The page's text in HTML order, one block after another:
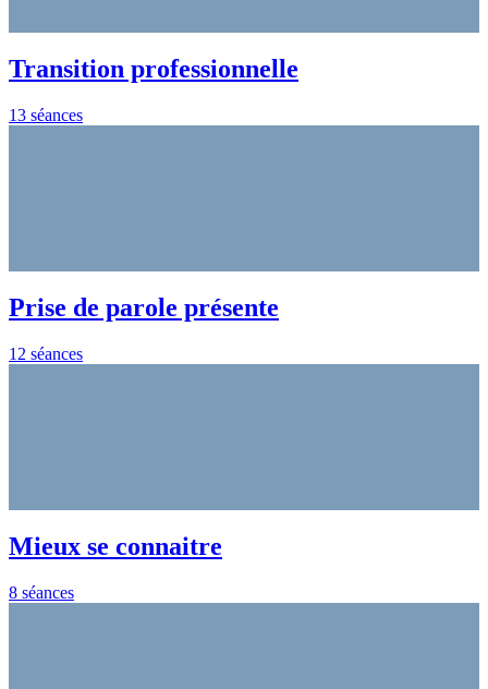
Transition professionnelle
13 séances
Prise de parole présente
12 séances
Mieux se connaitre
8 séances